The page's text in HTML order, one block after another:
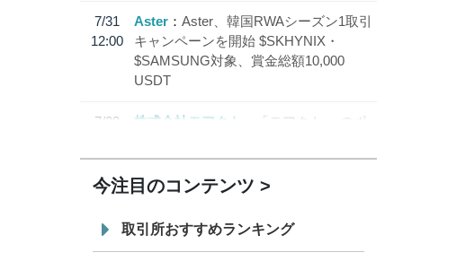
7/31
12:00
Aster
Aster、韓国RWAシーズン1取引
キャンペーンを開始 $SKHYNIX・
$SAMSUNG対象、賞金総額10,000
USDT
7/30
株式会社モアクト
「モアクト」 のポ
「 JPYC」を追加
19:30
てステーブルコイン「JPYSC」徹底解
説セミナーを開催
今注目のコンテンツ
取引所おすすめランキング